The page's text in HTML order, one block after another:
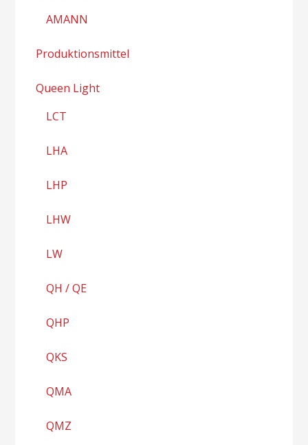
AMANN
Produktionsmittel
Queen Light
LCT
LHA
LHP
LHW
LW
QH / QE
QHP
QKS
QMA
QMZ